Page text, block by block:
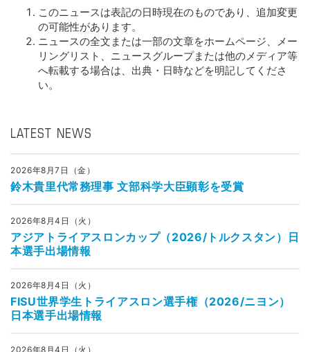
このニュースは表記の日時現在のものであり、追加変更
の可能性があります。
ニュースの全文または一部の文章をホームページ、メー
リングリスト、ニュースグループまたは他のメディア等
へ転載する場合は、出典・日時などを明記してくださ
い。
LATEST NEWS
2026年8月7日（金）
鈴木貴里代常務理事 文部科学大臣顕彰を受賞
2026年8月4日（火）
アジアトライアスロンカップ（2026/トルクスタン）日
本選手出場情報
2026年8月4日（火）
FISU世界学生トライアスロン選手権（2026/ニヨン）
日本選手出場情報
2026年8月4日（火）